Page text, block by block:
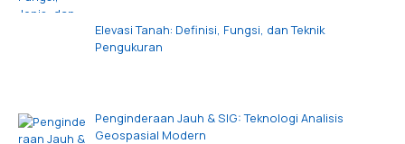
Elevasi Tanah: Definisi, Fungsi, dan Teknik
Pengukuran
Penginderaan Jauh & SIG: Teknologi Analisis
Geospasial Modern